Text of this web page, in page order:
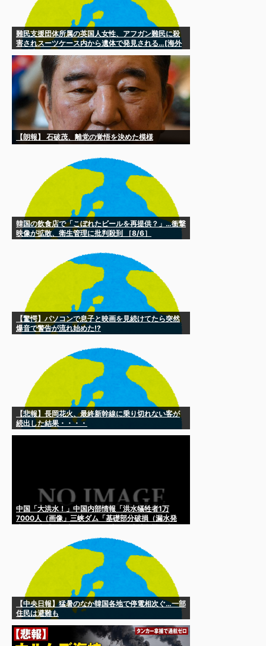
難民支援団体所属の英国人女性、アフガン難民に殺
害されスーツケース内から遺体で発見される…[海外
【朗報】 石破茂、離党の覚悟を決めた模様
韓国の飲食店で「こぼれたビールを再提供？」…衝撃
映像が拡散、衛生管理に批判殺到 ［8/6］
【驚愕】パソコンで息子と映画を見続けてたら突然
爆音で警告が流れ始めた!?
【悲報】長岡花火、最終新幹線に乗り切れない客が
続出した結果・・・・
中国「大洪水！」中国内部情報「洪水犠牲者1万
7000人（画像」三峡ダム「基礎部分破損（漏水発
「大丈夫（現実逃避」→
【中央日報】猛暑のなか韓国各地で停電相次ぐ…一部
住民は避難も